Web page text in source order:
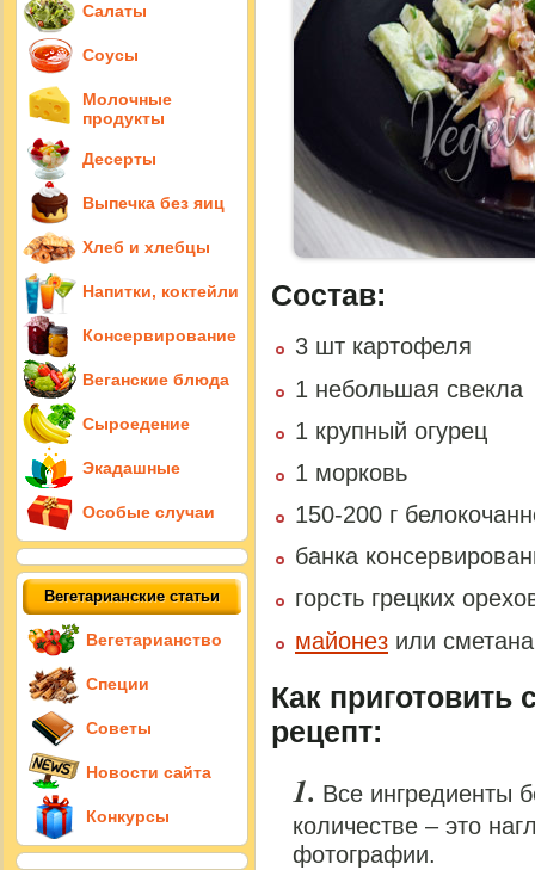
Состав:
3 шт картофеля
1 небольшая свекла
1 крупный огурец
1 морковь
150-200 г
банка
горсть грецких
майонез или
Как приготовить
рецепт:
Все ингредиенты
количестве – это
фотографии.
Салаты
Соусы
Молочные
продукты
Десерты
Выпечка без яиц
Хлеб и хлебцы
Напитки, коктейли
Консервирование
Веганские блюда
Сыроедение
Экадашные
Особые случаи
Вегетарианские статьи
Вегетарианство
Специи
Советы
Новости сайта
Конкурсы